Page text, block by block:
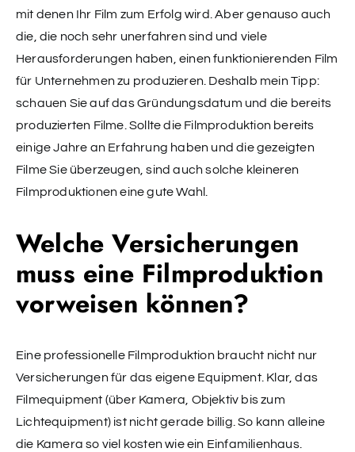
mit denen Ihr Film zum Erfolg wird. Aber genauso auch
die, die noch sehr unerfahren sind und viele
Herausforderungen haben, einen funktionierenden Film
für Unternehmen zu produzieren. Deshalb mein Tipp:
schauen Sie auf das Gründungsdatum und die bereits
produzierten Filme. Sollte die Filmproduktion bereits
einige Jahre an Erfahrung haben und die gezeigten
Filme Sie überzeugen, sind auch solche kleineren
Filmproduktionen eine gute Wahl.
Welche Versicherungen
muss eine Filmproduktion
vorweisen können?
Eine professionelle Filmproduktion braucht nicht nur
Versicherungen für das eigene Equipment. Klar, das
Filmequipment (über Kamera, Objektiv bis zum
Lichtequipment) ist nicht gerade billig. So kann alleine
die Kamera so viel kosten wie ein Einfamilienhaus.